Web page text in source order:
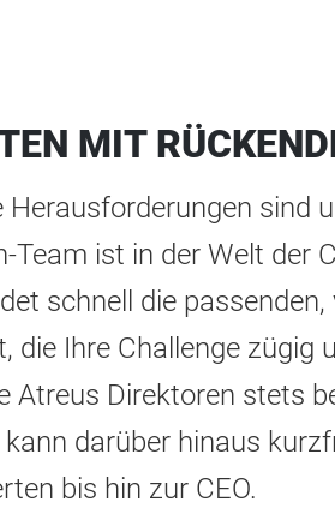
MIT
Herausforderungen sind
Team ist in der Welt der
schnell die
die Ihre Challenge zügig
Atreus Direktoren stets
darüber hinaus
bis hin zur CEO.